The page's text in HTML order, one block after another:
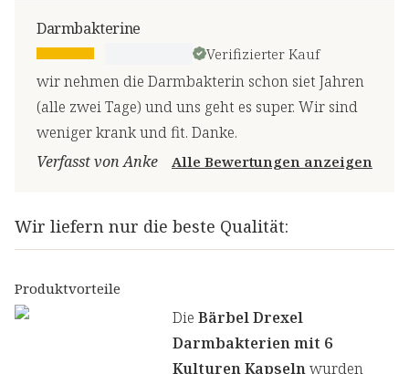
Darmbakterine
Verifizierter Kauf
wir nehmen die Darmbakterin schon siet Jahren
(alle zwei Tage) und uns geht es super. Wir sind
weniger krank und fit. Danke.
Verfasst von Anke
Alle Bewertungen anzeigen
Wir liefern nur die beste Qualität:
Produktvorteile
Die Bärbel Drexel
Darmbakterien mit 6
Kulturen Kapselnwurden